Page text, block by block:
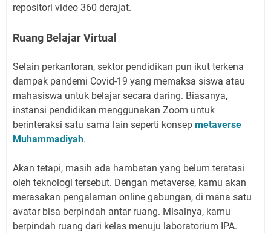
repositori video 360 derajat.
Ruang Belajar Virtual
Selain perkantoran, sektor pendidikan pun ikut terkena
dampak pandemi Covid-19 yang memaksa siswa atau
mahasiswa untuk belajar secara daring. Biasanya,
instansi pendidikan menggunakan Zoom untuk
berinteraksi satu sama lain seperti konsep metaverse
Muhammadiyah.
Akan tetapi, masih ada hambatan yang belum teratasi
oleh teknologi tersebut. Dengan metaverse, kamu akan
merasakan pengalaman online gabungan, di mana satu
avatar bisa berpindah antar ruang. Misalnya, kamu
berpindah ruang dari kelas menuju laboratorium IPA.